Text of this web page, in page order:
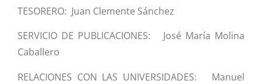
TESORERO: Juan Clemente Sánchez
SERVICIO DE PUBLICACIONES: José María Molina
Caballero
RELACIONES CON LAS UNIVERSIDADES: Manuel